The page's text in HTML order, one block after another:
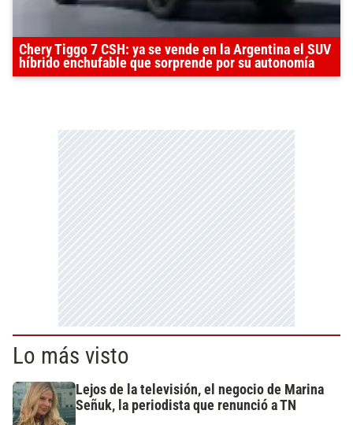
Chery Tiggo 7 CSH: ya se vende en la Argentina el SUV
híbrido enchufable que sorprende por su autonomía
Lo más visto
Lejos de la televisión, el negocio de Marina
Señuk, la periodista que renunció a TN